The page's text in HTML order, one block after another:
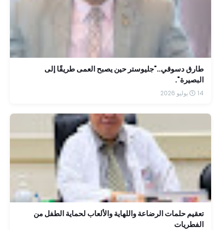
طارق دسوقي.."جليوستر حين يصبح العمى طريقًا إلى
البصيرة".
14 يوليو 2026
تعقيم حلمات الرضاعة واللهاية والألعاب لحماية الطفل من
الفطريات